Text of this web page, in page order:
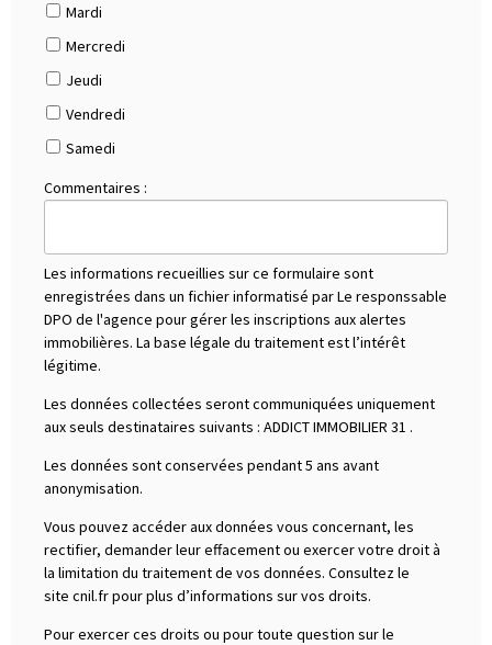
Mardi
Mercredi
Jeudi
Vendredi
Samedi
Commentaires :
Les informations recueillies sur ce formulaire sont
enregistrées dans un fichier informatisé par Le responssable
DPO de l'agence pour gérer les inscriptions aux alertes
immobilières. La base légale du traitement est l’intérêt
légitime.
Les données collectées seront communiquées uniquement
aux seuls destinataires suivants : ADDICT IMMOBILIER 31 .
Les données sont conservées pendant 5 ans avant
anonymisation.
Vous pouvez accéder aux données vous concernant, les
rectifier, demander leur effacement ou exercer votre droit à
la limitation du traitement de vos données. Consultez le
site cnil.fr pour plus d’informations sur vos droits.
Pour exercer ces droits ou pour toute question sur le